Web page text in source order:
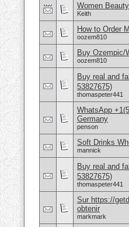
Women
Keith
How to Order
oozem810
Buy Ozempic/
oozem810
Buy real and
53827675)
thomaspeter441
WhatsApp
Germany
penson
Soft Drinks
mannick
Buy real and
53827675)
thomaspeter441
Sur https://
obtenir
markmark